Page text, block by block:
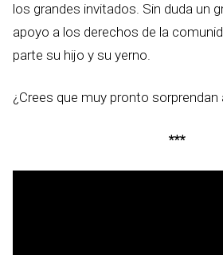
los grandes invitados. Sin duda un
apoyo a los derechos de la
parte su hijo y su yerno.
¿Crees que muy pronto sorprendan
***